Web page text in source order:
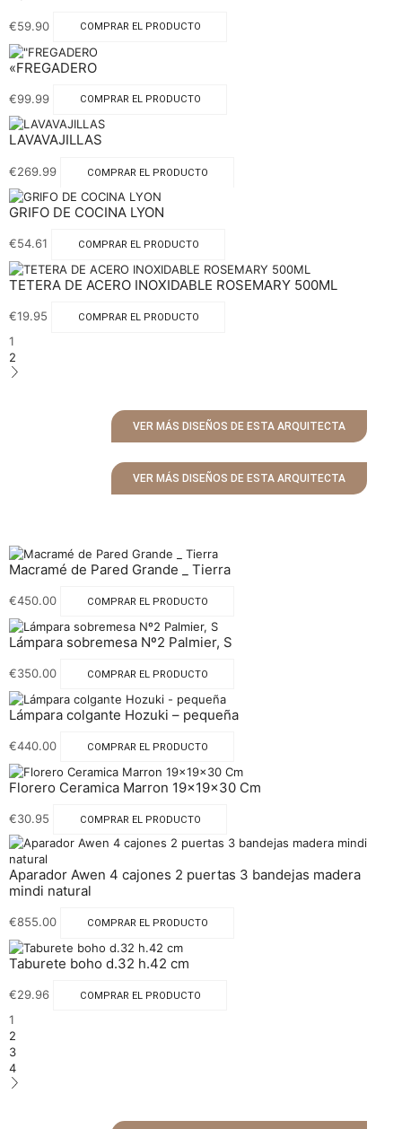
€59.90 COMPRAR EL PRODUCTO
«FREGADERO
€99.99 COMPRAR EL PRODUCTO
LAVAVAJILLAS
€269.99 COMPRAR EL PRODUCTO
GRIFO DE COCINA LYON
€54.61 COMPRAR EL PRODUCTO
TETERA DE ACERO INOXIDABLE ROSEMARY 500ML
€19.95 COMPRAR EL PRODUCTO
1
2
VER MÁS DISEÑOS DE ESTA ARQUITECTA
VER MÁS DISEÑOS DE ESTA ARQUITECTA
Macramé de Pared Grande _ Tierra
€450.00 COMPRAR EL PRODUCTO
Lámpara sobremesa Nº2 Palmier, S
€350.00 COMPRAR EL PRODUCTO
Lámpara colgante Hozuki – pequeña
€440.00 COMPRAR EL PRODUCTO
Florero Ceramica Marron 19x19x30 Cm
€30.95 COMPRAR EL PRODUCTO
Aparador Awen 4 cajones 2 puertas 3 bandejas madera
mindi natural
€855.00 COMPRAR EL PRODUCTO
Taburete boho d.32 h.42 cm
€29.96 COMPRAR EL PRODUCTO
1
2
3
4